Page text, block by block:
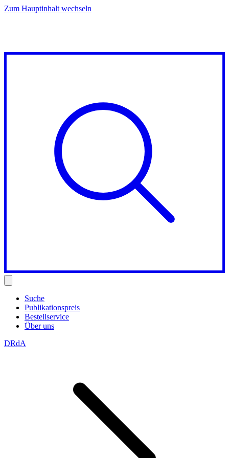
Zum Hauptinhalt wechseln
Suche
Publikationspreis
Bestellservice
Über uns
DRdA